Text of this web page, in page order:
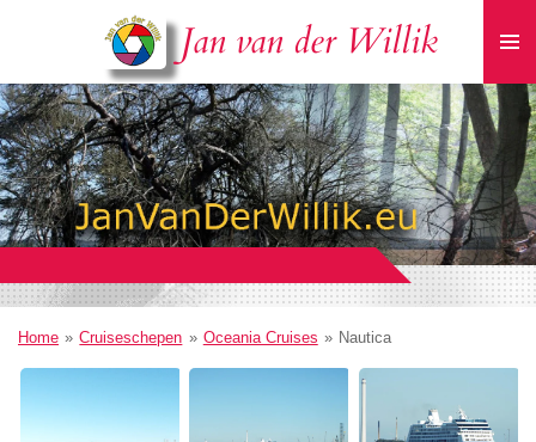
de
hoofdinhoud
Jan van der Willik
Home » Cruiseschepen » Oceania Cruises » Nautica